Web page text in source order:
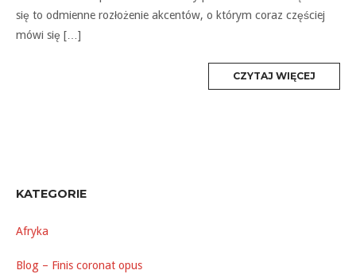
się to odmienne rozłożenie akcentów, o którym coraz częściej
mówi się […]
CZYTAJ WIĘCEJ
KATEGORIE
Afryka
Blog – Finis coronat opus